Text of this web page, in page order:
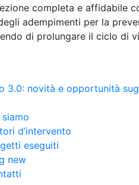
completa e affidabile
adempimenti per la
di prolungare il ciclo di
3.0: novità e opportunità
siamo
d’intervento
eseguiti
new